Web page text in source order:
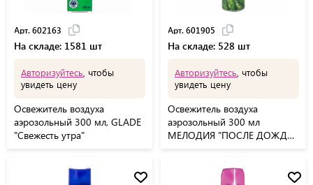
Арт. 602163
На складе: 1581 шт
Авторизуйтесь , чтобы
увидеть цену
Освежитель воздуха
аэрозольный 300 мл, GLADE
"Свежесть утра"
Арт. 601905
На складе: 528 шт
Авторизуйтесь , чтобы
увидеть цену
Освежитель воздуха
аэрозольный 300 мл
МЕЛОДИЯ "ПОСЛЕ ДОЖДЯ",